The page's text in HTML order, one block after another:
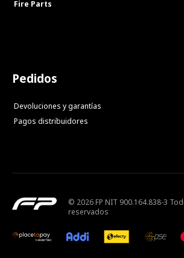
Fire Parts
Pedidos
Devoluciones y garantías
Pagos distribuidores
© 2026 FP NIT 900.164.838-3
reservados